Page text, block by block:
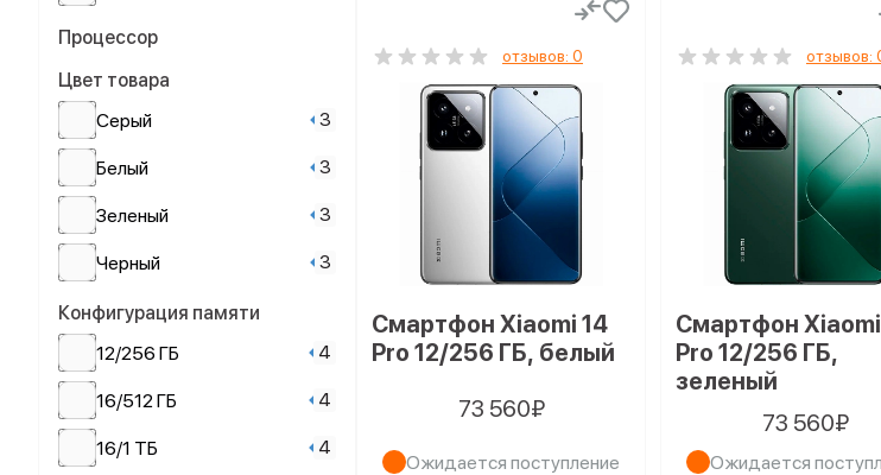
Процессор
Цвет товара
Серый
3
Белый 3
Зеленый 3
Черный 3
Конфигурация памяти
12/256 ГБ
4
16/512 ГБ 4
16/1 ТБ 4
отзывов: 0
Смартфон Xiaomi 14
Pro 12/256 ГБ, белый
73 560₽
Ожидается поступление
отзывов:
Смартфон
Pro 12/256 ГБ,
зеленый
73 560₽
Ожидается